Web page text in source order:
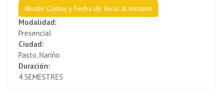
Recibir Costos y Fecha de Inicio al Instante
Modalidad:
Presencial
Ciudad:
Pasto, Nariño
Duración:
4 SEMESTRES